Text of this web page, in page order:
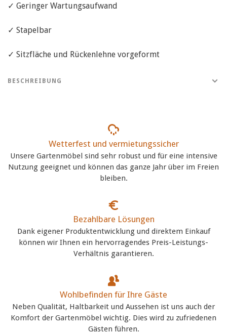
✓ Geringer Wartungsaufwand
✓ Stapelbar
✓ Sitzfläche und Rückenlehne vorgeformt
BESCHREIBUNG
Wetterfest und vermietungssicher
Unsere Gartenmöbel sind sehr robust und für eine intensive
Nutzung geeignet und können das ganze Jahr über im Freien
bleiben.
Bezahlbare Lösungen
Dank eigener Produktentwicklung und direktem Einkauf
können wir Ihnen ein hervorragendes Preis-Leistungs-
Verhältnis garantieren.
Wohlbefinden für Ihre Gäste
Neben Qualität, Haltbarkeit und Aussehen ist uns auch der
Komfort der Gartenmöbel wichtig. Dies wird zu zufriedenen
Gästen führen.